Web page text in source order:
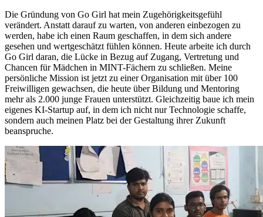
Die Gründung von Go Girl hat mein Zugehörigkeitsgefühl
verändert. Anstatt darauf zu warten, von anderen einbezogen zu
werden, habe ich einen Raum geschaffen, in dem sich andere
gesehen und wertgeschätzt fühlen können. Heute arbeite ich durch
Go Girl daran, die Lücke in Bezug auf Zugang, Vertretung und
Chancen für Mädchen in MINT-Fächern zu schließen. Meine
persönliche Mission ist jetzt zu einer Organisation mit über 100
Freiwilligen gewachsen, die heute über Bildung und Mentoring
mehr als 2.000 junge Frauen unterstützt. Gleichzeitig baue ich mein
eigenes KI-Startup auf, in dem ich nicht nur Technologie schaffe,
sondern auch meinen Platz bei der Gestaltung ihrer Zukunft
beanspruche.